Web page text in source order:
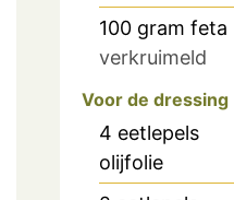
100 gram feta
verkruimeld
Voor de dressing
4 eetlepels
olijfolie